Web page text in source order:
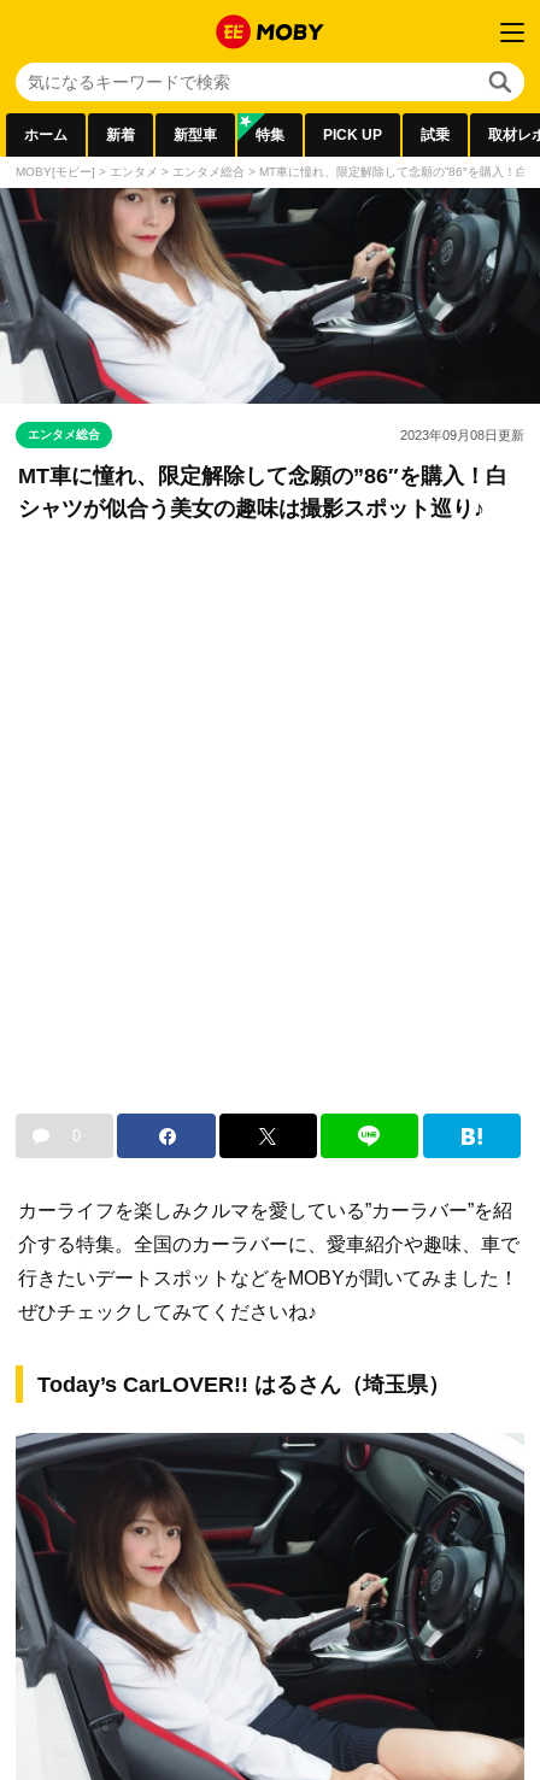
ホーム 新着 新型車 特集 PICK UP 試乗 取材レ
MOBY[モビー] > エンタメ > エンタメ総合 > MT車に憧れ、限定解除して念願の”86″を購入！白
エンタメ総合 2023年09月08日更新
MT車に憧れ、限定解除して念願の”86″を購入！白
シャツが似合う美女の趣味は撮影スポット巡り♪
0
カーライフを楽しみクルマを愛している”カーラバー”を紹
介する特集。全国のカーラバーに、愛車紹介や趣味、車で
行きたいデートスポットなどをMOBYが聞いてみました！
ぜひチェックしてみてくださいね♪
Today’s CarLOVER!! はるさん（埼玉県）